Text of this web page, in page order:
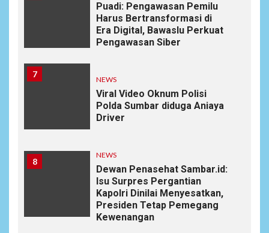
Puadi: Pengawasan Pemilu
Harus Bertransformasi di
Era Digital, Bawaslu Perkuat
Pengawasan Siber
7
NEWS
Viral Video Oknum Polisi
Polda Sumbar diduga Aniaya
Driver
8
NEWS
Dewan Penasehat Sambar.id:
Isu Surpres Pergantian
Kapolri Dinilai Menyesatkan,
Presiden Tetap Pemegang
Kewenangan